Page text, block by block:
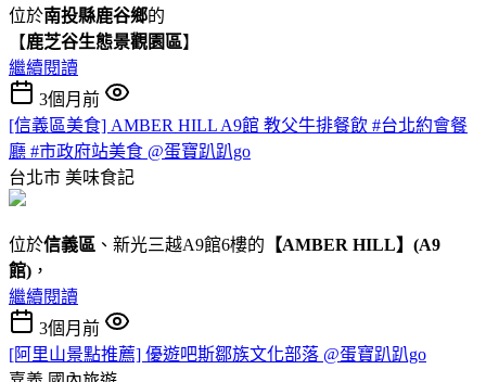
位於南投縣鹿谷鄉的
【鹿芝谷生態景觀園區】
繼續閱讀
3個月前
[信義區美食] AMBER HILL A9館 教父牛排餐飲 #台北約會餐
廳 #市政府站美食 @蛋寶趴趴go
台北市 美味食記
位於信義區 、新光三越A9館6樓的 【AMBER HILL】(A9
館) ，
繼續閱讀
3個月前
[阿里山景點推薦] 優遊吧斯鄒族文化部落 @蛋寶趴趴go